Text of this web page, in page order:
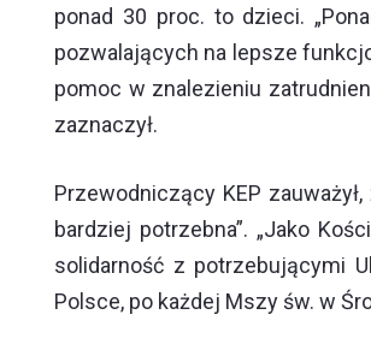
ponad 30 proc. to dzieci.
pozwalających na lepsze
pomoc w znalezieniu
zaznaczył.
Przewodniczący KEP
bardziej potrzebna”. „Jako
solidarność z potrzebującymi
Polsce, po każdej Mszy św. w